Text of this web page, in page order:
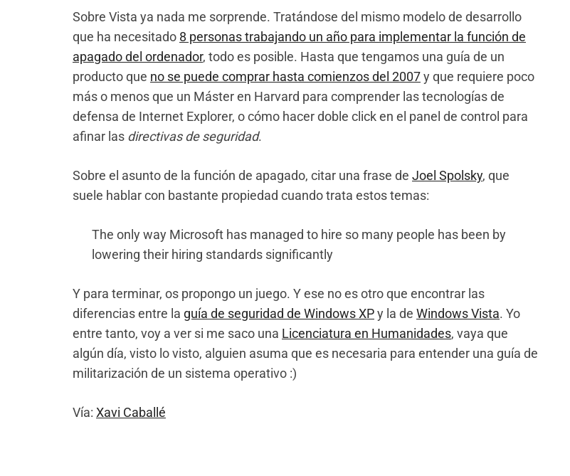
Sobre Vista ya nada me sorprende. Tratándose del mismo modelo de desarrollo
que ha necesitado 8 personas trabajando un año para implementar la función de
apagado del ordenador, todo es posible. Hasta que tengamos una guía de un
producto que no se puede comprar hasta comienzos del 2007y que requiere poco
más o menos que un Máster en Harvard para comprender las tecnologías de
defensa de Internet Explorer, o cómo hacer doble click en el panel de control para
afinar las directivas de seguridad.
Sobre el asunto de la función de apagado, citar una frase de Joel Spolsky, que
suele hablar con bastante propiedad cuando trata estos temas:
The only way Microsoft has managed to hire so many people has been by
lowering their hiring standards significantly
Y para terminar, os propongo un juego. Y ese no es otro que encontrar las
diferencias entre la guía de seguridad de Windows XPy la de Windows Vista. Yo
entre tanto, voy a ver si me saco una Licenciatura en Humanidades, vaya que
algún día, visto lo visto, alguien asuma que es necesaria para entender una guía de
militarización de un sistema operativo :)
Vía: Xavi Caballé